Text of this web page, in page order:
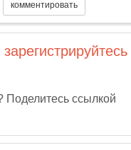
зарегистрируйтесь
Поделитесь ссылкой